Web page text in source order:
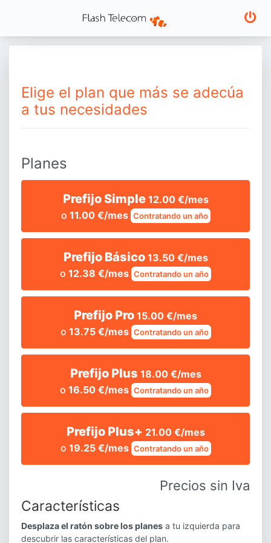
Elige el plan que más se adecúa
a tus necesidades
Planes
Prefijo Simple 12.00 €/mes
o 11.00 €/mes Contratando un año
Prefijo Básico 13.50 €/mes
o 12.38 €/mes Contratando un año
Prefijo Pro 15.00 €/mes
o 13.75 €/mes Contratando un año
Prefijo Plus 18.00 €/mes
o 16.50 €/mes Contratando un año
Prefijo Plus+ 21.00 €/mes
o 19.25 €/mes Contratando un año
Precios sin Iva
Características
Desplaza el ratón sobre los planes a tu izquierda para
descubrir las características del plan.